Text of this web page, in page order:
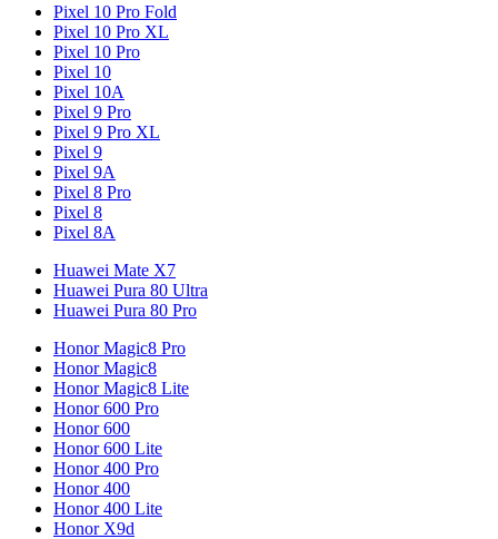
Pixel 10 Pro Fold
Pixel 10 Pro XL
Pixel 10 Pro
Pixel 10
Pixel 10A
Pixel 9 Pro
Pixel 9 Pro XL
Pixel 9
Pixel 9A
Pixel 8 Pro
Pixel 8
Pixel 8A
Huawei Mate X7
Huawei Pura 80 Ultra
Huawei Pura 80 Pro
Honor Magic8 Pro
Honor Magic8
Honor Magic8 Lite
Honor 600 Pro
Honor 600
Honor 600 Lite
Honor 400 Pro
Honor 400
Honor 400 Lite
Honor X9d